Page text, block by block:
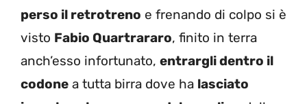
perso il retrotreno e frenando di colpo si è
visto Fabio Quartrararo, finito in terra
anch’esso infortunato, entrargli dentro il
codone a tutta birra dove ha lasciato